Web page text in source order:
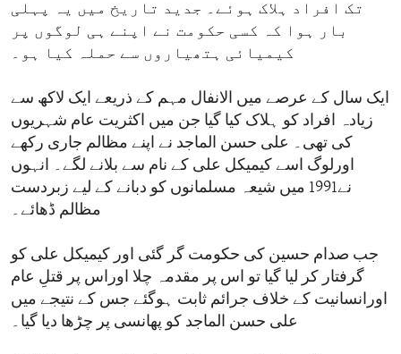
تک افراد ہلاک ہوئے۔ جدید تاریخ میں یہ پہلی
بار ہوا کہ کسی حکومت نے اپنے ہی لوگوں پر
کیمیائی ہتھیاروں سے حملہ کیا ہو۔
ایک سال کے عرصے میں الانفال مہم کے ذریعے ایک لاکھ سے
زیادہ افراد کو ہلاک کیا گیا جن میں اکثریت عام شہریوں
کی تھی۔ علی حسن الماجد نے اپنے مظالم جاری رکھے
اورلوگ اسے کیمیکل علی کے نام سے بلانے لگے۔ انہوں
نے1991 میں شیعہ مسلمانوں کو دبانے کے لیے زبردست
مظالم ڈھائے۔
جب صدام حسین کی حکومت گر گئی اور کیمیکل علی کو
گرفتار کر لیا گیا تو اس پر مقدمہ چلا اوراس پر قتلِ عام
اورانسانیت کے خلاف جرائم ثابت ہوگئے جس کے نتیجے میں
علی حسن الماجد کو پھانسی پر چڑھا دیا گیا۔